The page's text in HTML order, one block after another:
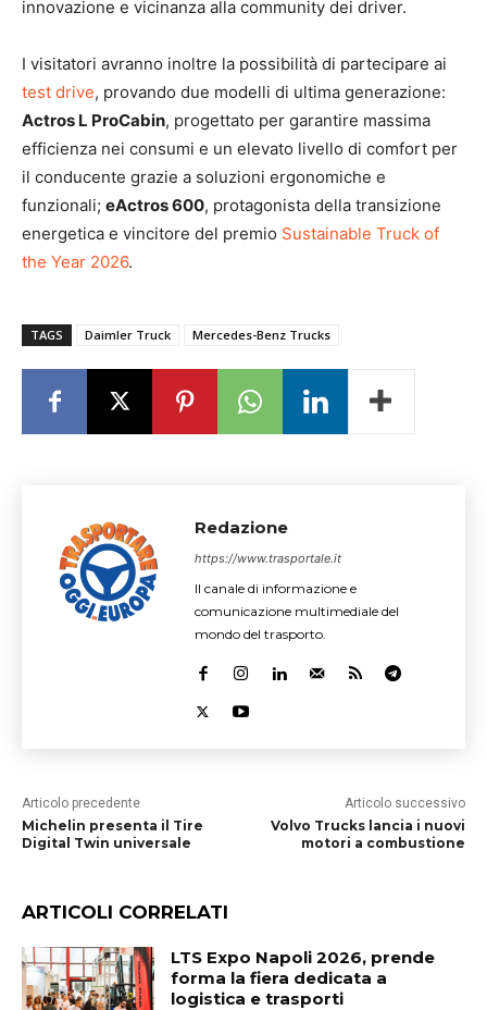
innovazione e vicinanza alla community dei driver.
I visitatori avranno inoltre la possibilità di partecipare ai
test drive, provando due modelli di ultima generazione:
Actros L ProCabin, progettato per garantire massima
efficienza nei consumi e un elevato livello di comfort per
il conducente grazie a soluzioni ergonomiche e
funzionali; eActros 600, protagonista della transizione
energetica e vincitore del premio Sustainable Truck of
the Year 2026.
TAGS Daimler Truck Mercedes-Benz Trucks
Redazione
https://www.trasportale.it
Il canale di informazione e
comunicazione multimediale del
mondo del trasporto.
Articolo precedente
Michelin presenta il Tire
Digital Twin universale
Articolo successivo
Volvo Trucks lancia i nuovi
motori a combustione
ARTICOLI CORRELATI
LTS Expo Napoli 2026, prende
forma la fiera dedicata a
logistica e trasporti